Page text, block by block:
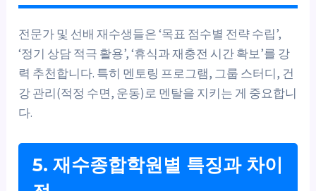
전문가 및 선배 재수생들은 ‘목표 점수별 전략 수립’,
‘정기 상담 적극 활용’, ‘휴식과 재충전 시간 확보’를 강
력 추천합니다. 특히 멘토링 프로그램, 그룹 스터디, 건
강 관리(적정 수면, 운동)로 멘탈을 지키는 게 중요합니
다.
5. 재수종합학원별 특징과 차이